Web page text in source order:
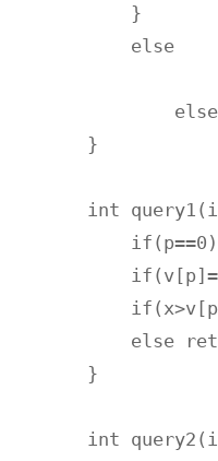
    }
    else
}
int
else
}
int